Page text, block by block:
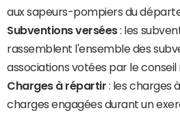
aux sapeurs-pompiers du
Subventions versées: les
rassemblent l'ensemble des
associations votées par le conseil
Charges à répartir : les charges
charges engagées durant un